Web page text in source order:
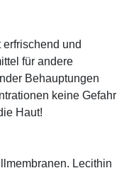
und
für andere
Behauptungen
keine Gefahr
Haut!
Lecithin